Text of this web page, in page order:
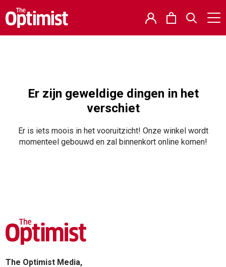
Er zijn geweldige dingen in het
verschiet
Er is iets moois in het vooruitzicht! Onze winkel wordt
momenteel gebouwd en zal binnenkort online komen!
The Optimist Media,